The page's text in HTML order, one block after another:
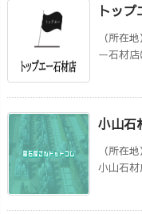
トップ
（所在
ー石材
小山石
（所在
小山石